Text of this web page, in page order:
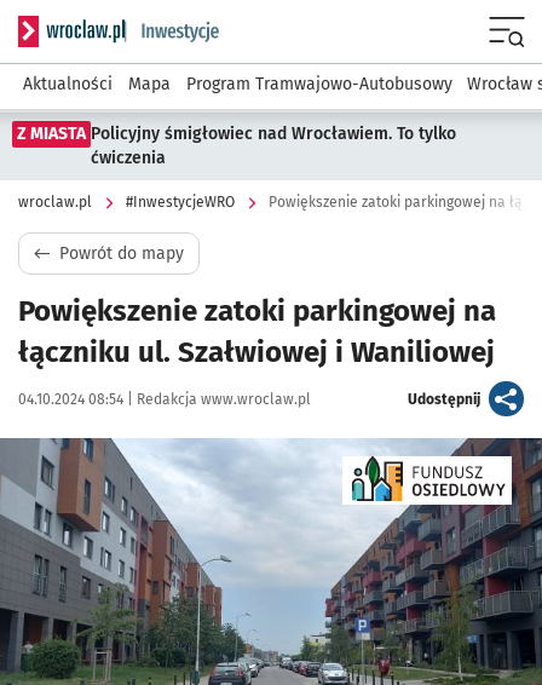
Serwis informacyjny wroclaw.pl podserwis:
Aktualności Mapa Program Tramwajowo-Autobusowy Wrocław
Z MIASTA Policyjny śmigłowiec nad Wrocławiem. To tylko
ćwiczenia
wroclaw.pl #InwestycjeWRO Powiększenie zatoki parkingowej na
Powrót do mapy
Powiększenie zatoki parkingowej na
łączniku ul. Szałwiowej i Waniliowej
Data publikacji:
04.10.2024 08:54 | Autor:
Redakcja www.wroclaw.pl Udostępnijartykuł
Kliknij, aby powiększyć